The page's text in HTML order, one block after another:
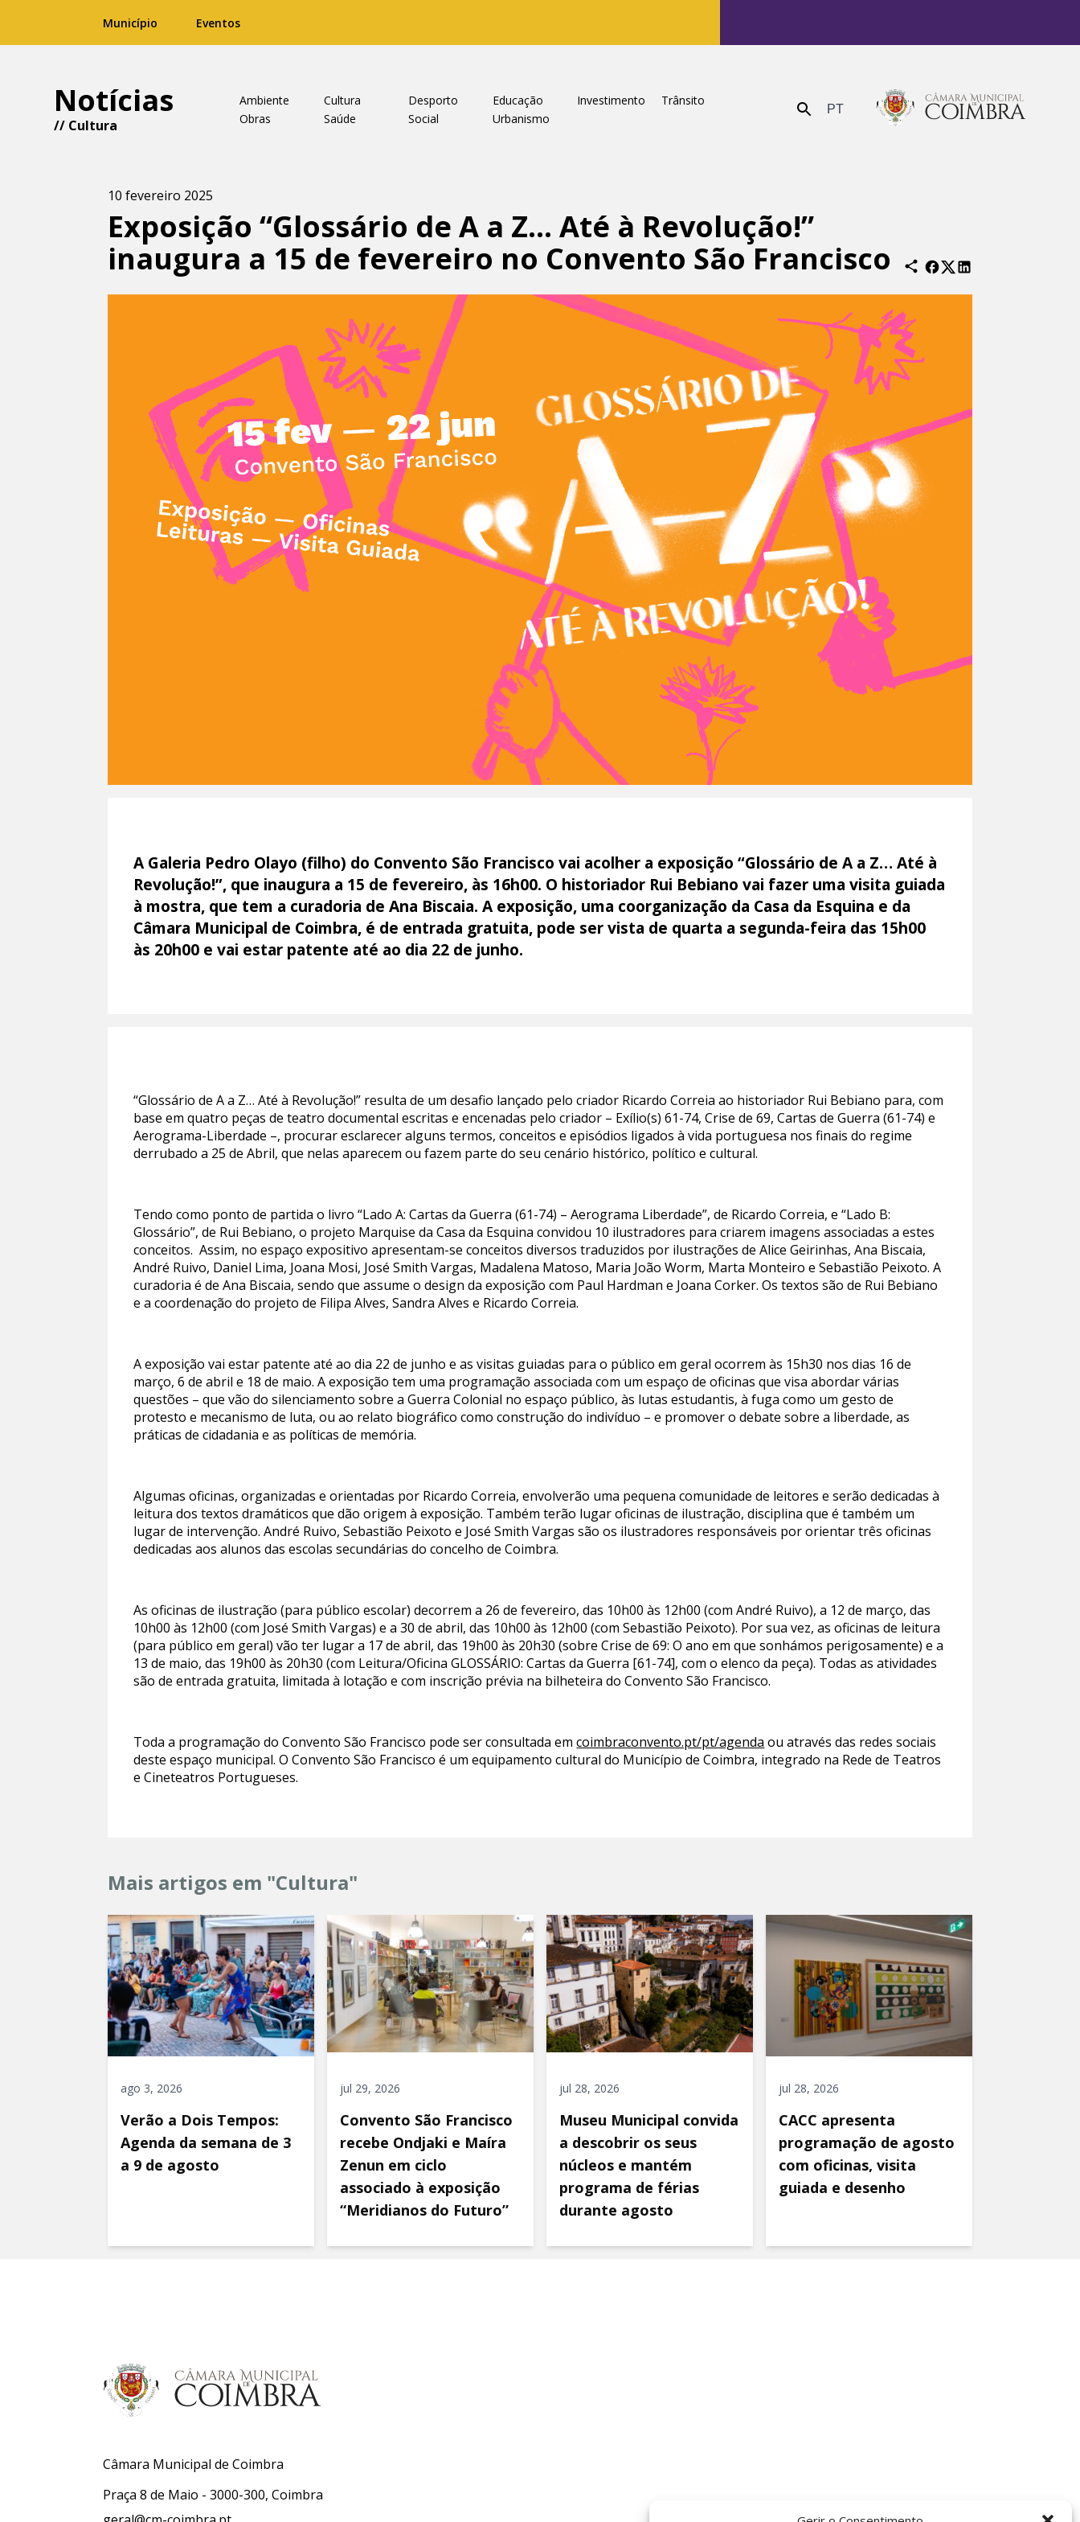
Município Eventos
Notícias
// Cultura
Ambiente Cultura Desporto Educação Investimento
Trânsito
Obras
Saúde Social Urbanismo Enviar PT
10 fevereiro 2025
Exposição “Glossário de A a Z… Até à Revolução!”
inaugura a 15 de fevereiro no Convento São Francisco
A Galeria Pedro Olayo (filho) do Convento São Francisco vai acolher a exposição “Glossário de A a Z… Até à
Revolução!”, que inaugura a 15 de fevereiro, às 16h00. O historiador Rui Bebiano vai fazer uma visita guiada
à mostra, que tem a curadoria de Ana Biscaia. A exposição, uma coorganização da Casa da Esquina e da
Câmara Municipal de Coimbra, é de entrada gratuita, pode ser vista de quarta a segunda-feira das 15h00
às 20h00 e vai estar patente até ao dia 22 de junho.
“Glossário de A a Z… Até à Revolução!” resulta de um desafio lançado pelo criador Ricardo Correia ao historiador Rui Bebiano para, com
base em quatro peças de teatro documental escritas e encenadas pelo criador – Exílio(s) 61-74, Crise de 69, Cartas de Guerra (61-74) e
Aerograma-Liberdade –, procurar esclarecer alguns termos, conceitos e episódios ligados à vida portuguesa nos finais do regime
derrubado a 25 de Abril, que nelas aparecem ou fazem parte do seu cenário histórico, político e cultural.
Tendo como ponto de partida o livro “Lado A: Cartas da Guerra (61-74) – Aerograma Liberdade”, de Ricardo Correia, e “Lado B:
Glossário”, de Rui Bebiano, o projeto Marquise da Casa da Esquina convidou 10 ilustradores para criarem imagens associadas a estes
conceitos. Assim, no espaço expositivo apresentam-se conceitos diversos traduzidos por ilustrações de Alice Geirinhas, Ana Biscaia,
André Ruivo, Daniel Lima, Joana Mosi, José Smith Vargas, Madalena Matoso, Maria João Worm, Marta Monteiro e Sebastião Peixoto. A
curadoria é de Ana Biscaia, sendo que assume o design da exposição com Paul Hardman e Joana Corker. Os textos são de Rui Bebiano
e a coordenação do projeto de Filipa Alves, Sandra Alves e Ricardo Correia.
A exposição vai estar patente até ao dia 22 de junho e as visitas guiadas para o público em geral ocorrem às 15h30 nos dias 16 de
março, 6 de abril e 18 de maio. A exposição tem uma programação associada com um espaço de oficinas que visa abordar várias
questões – que vão do silenciamento sobre a Guerra Colonial no espaço público, às lutas estudantis, à fuga como um gesto de
protesto e mecanismo de luta, ou ao relato biográfico como construção do indivíduo – e promover o debate sobre a liberdade, as
práticas de cidadania e as políticas de memória.
Algumas oficinas, organizadas e orientadas por Ricardo Correia, envolverão uma pequena comunidade de leitores e serão dedicadas à
leitura dos textos dramáticos que dão origem à exposição. Também terão lugar oficinas de ilustração, disciplina que é também um
lugar de intervenção. André Ruivo, Sebastião Peixoto e José Smith Vargas são os ilustradores responsáveis por orientar três oficinas
dedicadas aos alunos das escolas secundárias do concelho de Coimbra.
As oficinas de ilustração (para público escolar) decorrem a 26 de fevereiro, das 10h00 às 12h00 (com André Ruivo), a 12 de março, das
10h00 às 12h00 (com José Smith Vargas) e a 30 de abril, das 10h00 às 12h00 (com Sebastião Peixoto). Por sua vez, as oficinas de leitura
(para público em geral) vão ter lugar a 17 de abril, das 19h00 às 20h30 (sobre Crise de 69: O ano em que sonhámos perigosamente) e a
13 de maio, das 19h00 às 20h30 (com Leitura/Oficina GLOSSÁRIO: Cartas da Guerra [61-74], com o elenco da peça). Todas as atividades
são de entrada gratuita, limitada à lotação e com inscrição prévia na bilheteira do Convento São Francisco.
Toda a programação do Convento São Francisco pode ser consultada emcoimbraconvento.pt/pt/agenda ou através das redes sociais
deste espaço municipal. O Convento São Francisco é um equipamento cultural do Município de Coimbra, integrado na Rede de Teatros
e Cineteatros Portugueses.
Mais artigos em "Cultura"
ago 3, 2026
Verão a Dois Tempos:
Agenda da semana de 3
a 9 de agosto
jul 29, 2026
Convento São Francisco
recebe Ondjaki e Maíra
Zenun em ciclo
associado à exposição
“Meridianos do Futuro”
jul 28, 2026
Museu Municipal convida
a descobrir os seus
núcleos e mantém
programa de férias
durante agosto
jul 28, 2026
CACC apresenta
programação de agosto
com oficinas, visita
guiada e desenho
Câmara Municipal de Coimbra
Praça 8 de Maio - 3000-300, Coimbra